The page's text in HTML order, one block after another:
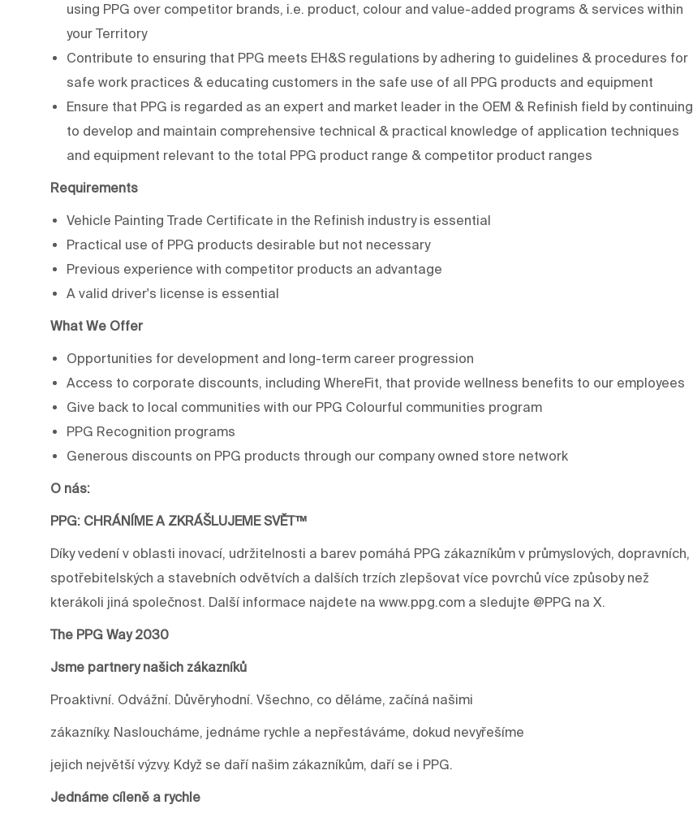
using PPG over competitor brands, i.e. product, colour and value-added programs & services within
your Territory
Contribute to ensuring that PPG meets EH&S regulations by adhering to guidelines & procedures for
safe work practices & educating customers in the safe use of all PPG products and equipment
Ensure that PPG is regarded as an expert and market leader in the OEM & Refinish field by continuing
to develop and maintain comprehensive technical & practical knowledge of application techniques
and equipment relevant to the total PPG product range & competitor product ranges
Requirements
Vehicle Painting Trade Certificate in the Refinish industry is essential
Practical use of PPG products desirable but not necessary
Previous experience with competitor products an advantage
A valid driver's license is essential
What We Offer
Opportunities for development and long-term career progression
Access to corporate discounts, including WhereFit, that provide wellness benefits to our employees
Give back to local communities with our PPG Colourful communities program
PPG Recognition programs
Generous discounts on PPG products through our company owned store network
O nás:
PPG: CHRÁNÍME A ZKRÁŠLUJEME SVĚT™
Díky vedení v oblasti inovací, udržitelnosti a barev pomáhá PPG zákazníkům v průmyslových, dopravních,
spotřebitelských a stavebních odvětvích a dalších trzích zlepšovat více povrchů více způsoby než
kterákoli jiná společnost. Další informace najdete na www.ppg.com a sledujte @PPG na X.
The PPG Way 2030
Jsme partnery našich zákazníků
Proaktivní. Odvážní. Důvěryhodní. Všechno, co děláme, začíná našimi
zákazníky. Nasloucháme, jednáme rychle a nepřestáváme, dokud nevyřešíme
jejich největší výzvy. Když se daří našim zákazníkům, daří se i PPG.
Jednáme cíleně a rychle